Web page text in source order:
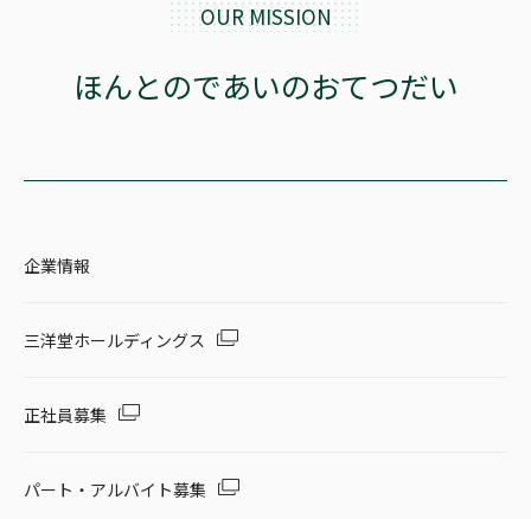
OUR MISSION
ほんとのであいのおてつだい
企業情報
三洋堂ホールディングス
正社員募集
パート・アルバイト募集